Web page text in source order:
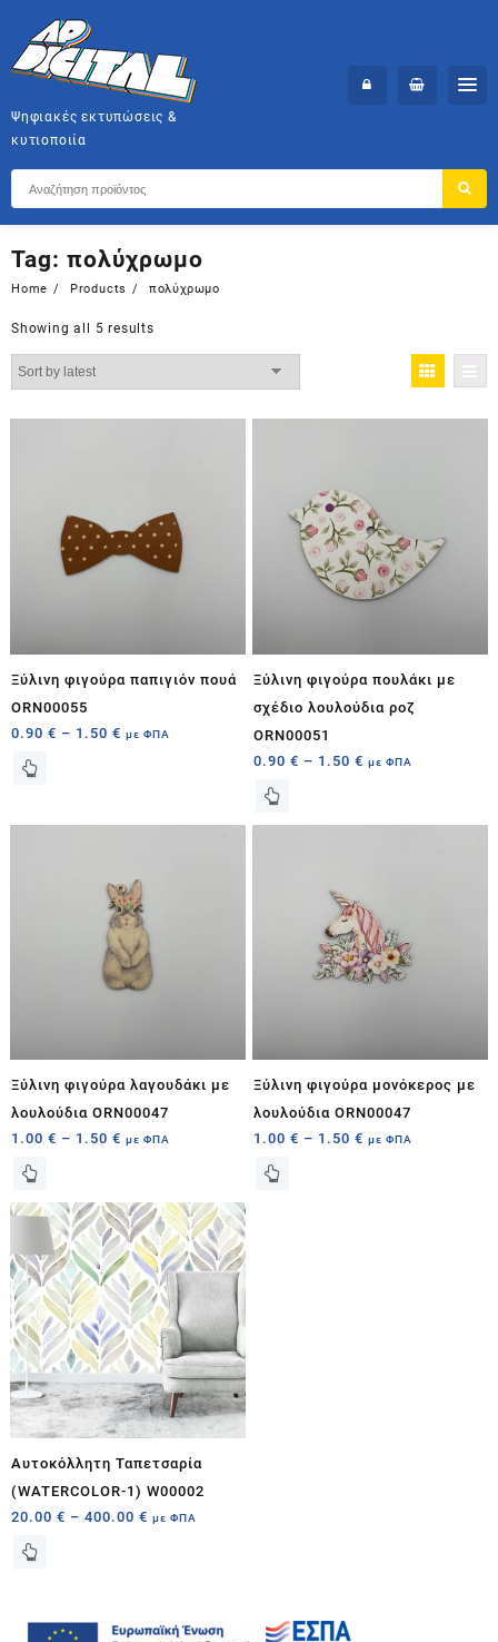
content
Ψηφιακές εκτυπώσεις &
κυτιοποιία
Tag: πολύχρωμο
Home Products πολύχρωμο
Showing all 5 results
Ξύλινη φιγούρα παπιγιόν πουά
ORN00055
0.90 € – 1.50 € με ΦΠΑ
Ξύλινη φιγούρα πουλάκι με
σχέδιο λουλούδια ροζ
ORN00051
0.90€ – 1.50€ με ΦΠΑ
Ξύλινη φιγούρα λαγουδάκι με
λουλούδια ORN00047
1.00 € – 1.50 € με ΦΠΑ
Ξύλινη φιγούρα μονόκερος με
λουλούδια ORN00047
1.00€ – 1.50€ με ΦΠΑ
Αυτοκόλλητη Ταπετσαρία
(WATERCOLOR-1) W00002
20.00 € – 400.00 € με ΦΠΑ